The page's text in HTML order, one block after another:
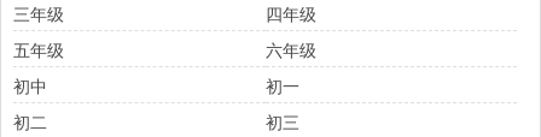
三年级
四年级
五年级
六年级
初中
初一
初二
初三